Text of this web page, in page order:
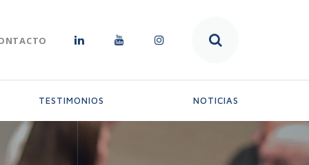
TESTIMONIOS NOTICIAS